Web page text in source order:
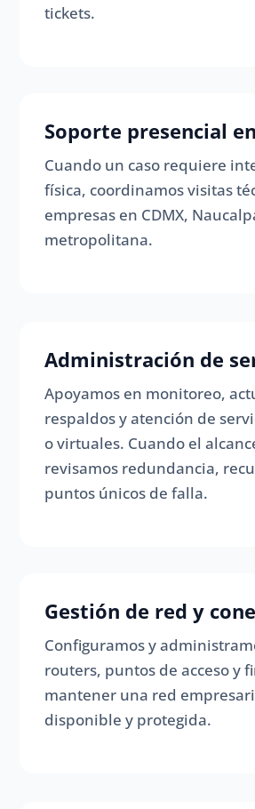
tickets.
Soporte presencial
Cuando un caso requiere
física, coordinamos visitas
empresas en CDMX,
metropolitana.
Administración de
Apoyamos en monitoreo,
respaldos y atención de
o virtuales. Cuando el
revisamos redundancia,
puntos únicos de falla.
Gestión de red y
Configuramos y
routers, puntos de acceso y
mantener una red
disponible y protegida.